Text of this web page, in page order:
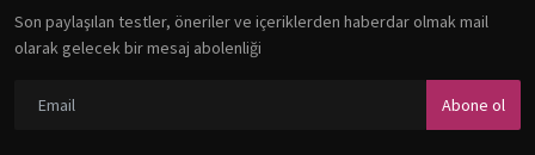
Son paylaşılan testler, öneriler ve içeriklerden haberdar olmak mail
olarak gelecek bir mesaj abolenliği
Abone ol